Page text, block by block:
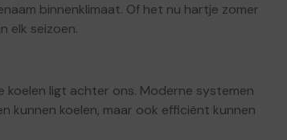
binnenklimaat. Of het nu hartje zomer
elk seizoen.
ligt achter ons. Moderne systemen
kunnen koelen, maar ook efficiënt kunnen